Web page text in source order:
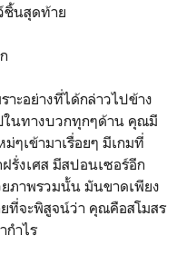
ชิ้นสุดท้าย
ะอย่างที่ได้กล่าวไปข้าง
นทางบวกทุกๆด้าน คุณมี
ๆเข้ามาเรื่อยๆ มีเกมที่
รั่งเศส มีสปอนเซอร์อีก
ภาพรวมนั้น มันขาดเพียง
ที่จะพิสูจน์ว่า คุณคือสโมสร
กำไร